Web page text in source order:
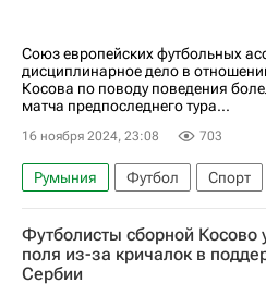
Союз европейских футбольных
дисциплинарное дело в
Косова по поводу поведения
матча предпоследнего тура...
16 ноября 2024, 23:08 703
Румыния Футбол
Спорт
Лига наций УЕФА. Лига C
Косово
Футболисты сборной Косово
поля из-за кричалок в
Сербии